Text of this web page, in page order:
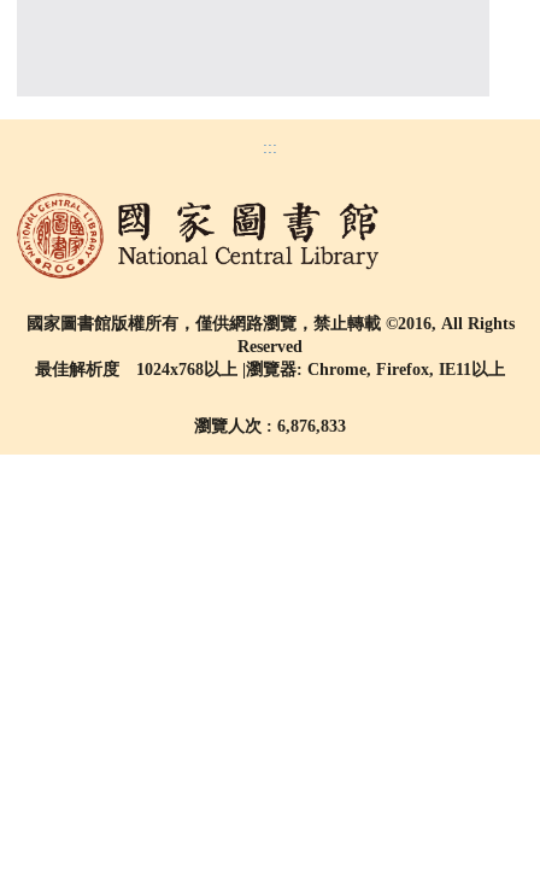
:::
國家圖書館版權所有，僅供網路瀏覽，禁止轉載 ©2016, All Rights
Reserved
最佳解析度 1024x768以上 |瀏覽器: Chrome, Firefox, IE11以上
瀏覽人次 : 6,876,833